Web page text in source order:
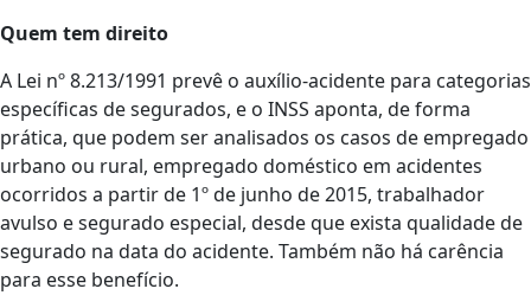
Quem tem direito
A Lei nº 8.213/1991 prevê o auxílio-acidente para categorias
específicas de segurados, e o INSS aponta, de forma
prática, que podem ser analisados os casos de empregado
urbano ou rural, empregado doméstico em acidentes
ocorridos a partir de 1º de junho de 2015, trabalhador
avulso e segurado especial, desde que exista qualidade de
segurado na data do acidente. Também não há carência
para esse benefício.